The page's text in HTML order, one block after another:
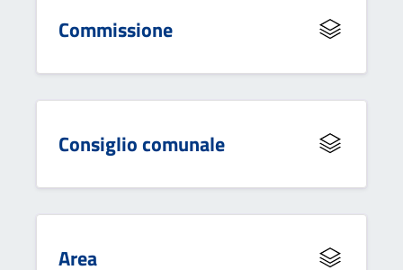
Commissione
Consiglio comunale
Area